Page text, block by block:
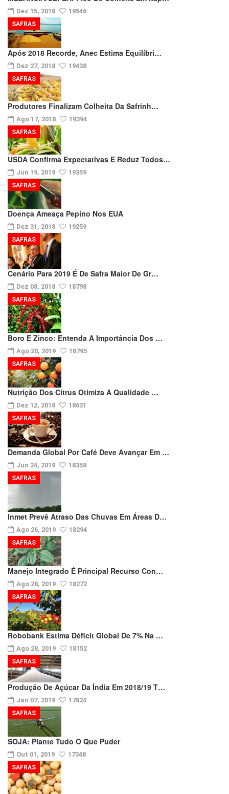
Dez 15, 2018 19546
Após 2018 Recorde, Anec Estima Equilíbri…
Dez 27, 2018 19438
SAFRAS
Produtores Finalizam Colheita Da Safrinh…
Ago 17, 2018 19394
SAFRAS
USDA Confirma Expectativas E Reduz Todos…
Jun 19, 2019 19359
SAFRAS
Doença Ameaça Pepino Nos EUA
Dez 31, 2018 19259
SAFRAS
Cenário Para 2019 É De Safra Maior De Gr…
Dez 08, 2018 18798
SAFRAS
Boro E Zinco: Entenda A Importância Dos …
Ago 20, 2019 18795
SAFRAS
Nutrição Dos Citrus Otimiza A Qualidade …
Dez 12, 2018 18631
SAFRAS
Demanda Global Por Café Deve Avançar Em …
Jun 24, 2019 18358
SAFRAS
Inmet Prevê Atraso Das Chuvas Em Áreas D…
Ago 26, 2019 18294
SAFRAS
Manejo Integrado É Principal Recurso Con…
Ago 28, 2019 18272
SAFRAS
Robobank Estima Déficit Global De 7% Na …
Ago 28, 2019 18152
SAFRAS
Produção De Açúcar Da Índia Em 2018/19 T…
Jan 07, 2019 17824
SAFRAS
SOJA: Plante Tudo O Que Puder
Out 01, 2019 17348
SAFRAS
SAFRAS